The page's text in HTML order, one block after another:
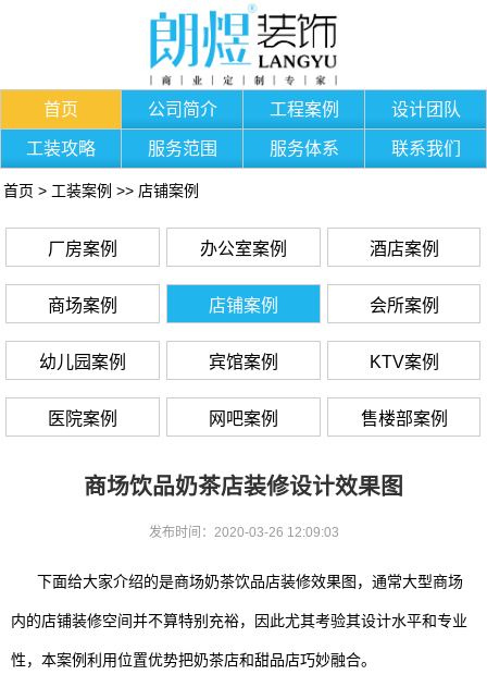
首页 公司简介 工程案例 设计团队
工装攻略 服务范围 服务体系 联系我们
首页 > 工装案例 >> 店铺案例
厂房案例 办公室案例 酒店案例
商场案例 店铺案例 会所案例
幼儿园案例 宾馆案例 KTV案例
医院案例 网吧案例 售楼部案例
商场饮品奶茶店装修设计效果图
发布时间：2020-03-26 12:09:03
下面给大家介绍的是商场奶茶饮品店装修效果图，通常大型商场
内的店铺装修空间并不算特别充裕，因此尤其考验其设计水平和专业
性，本案例利用位置优势把奶茶店和甜品店巧妙融合。